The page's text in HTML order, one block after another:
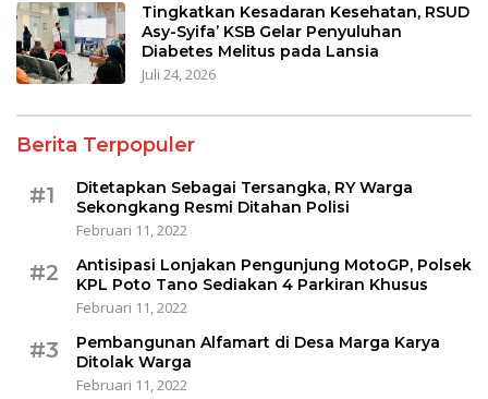
Tingkatkan Kesadaran Kesehatan, RSUD
Asy-Syifa’ KSB Gelar Penyuluhan
Diabetes Melitus pada Lansia
Juli 24, 2026
Berita Terpopuler
#1
Ditetapkan Sebagai Tersangka, RY Warga
Sekongkang Resmi Ditahan Polisi
Februari 11, 2022
#2
Antisipasi Lonjakan Pengunjung MotoGP, Polsek
KPL Poto Tano Sediakan 4 Parkiran Khusus
Februari 11, 2022
#3
Pembangunan Alfamart di Desa Marga Karya
Ditolak Warga
Februari 11, 2022